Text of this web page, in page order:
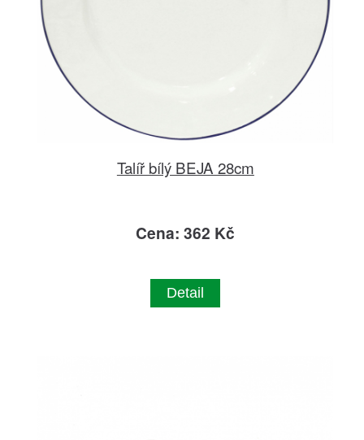
Talíř bílý BEJA 28cm
Cena: 362 Kč
Detail